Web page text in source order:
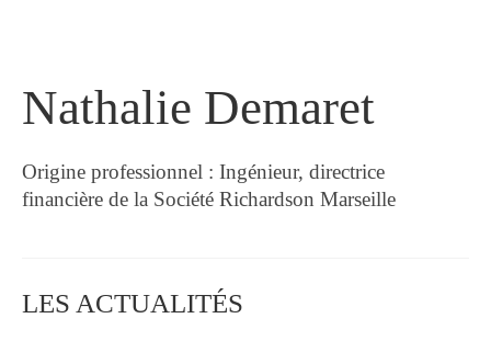
Nathalie Demaret
Origine professionnel : Ingénieur, directrice
financière de la Société Richardson Marseille
LES ACTUALITÉS